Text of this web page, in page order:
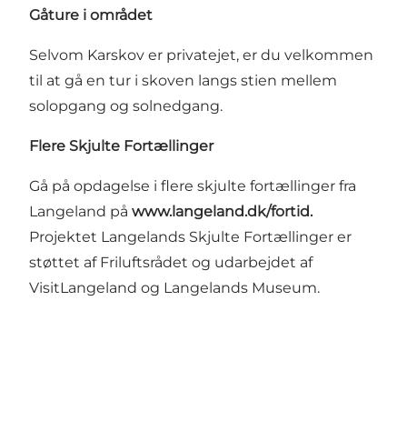
Gåture i området
Selvom Karskov er privatejet, er du velkommen
til at gå en tur i skoven langs stien mellem
solopgang og solnedgang.
Flere Skjulte Fortællinger
Gå på opdagelse i flere skjulte fortællinger fra
Langeland på www.langeland.dk/fortid.
Projektet Langelands Skjulte Fortællinger er
støttet af Friluftsrådet og udarbejdet af
VisitLangeland og Langelands Museum.